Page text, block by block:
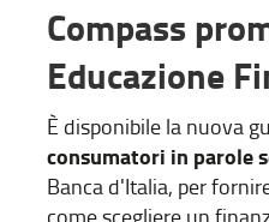
Compass
Educazione
È disponibile la nuova
consumatori in parole
Banca d'Italia, per
come scegliere un